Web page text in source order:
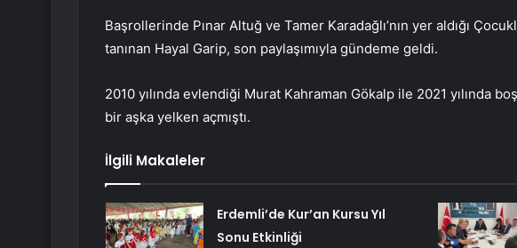
Başrollerinde Pınar Altuğ ve Tamer Karadağlı’nın yer aldığı
tanınan Hayal Garip, son paylaşımıyla gündeme geldi.
2010 yılında evlendiği Murat Kahraman Gökalp ile 2021 yılında
bir aşka yelken açmıştı.
İlgili Makaleler
Erdemli’de Kur’an Kursu Yıl
Sonu Etkinliği